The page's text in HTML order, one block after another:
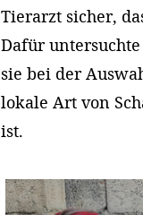
Tierarzt sicher,
Dafür
sie bei der
lokale Art von
ist.